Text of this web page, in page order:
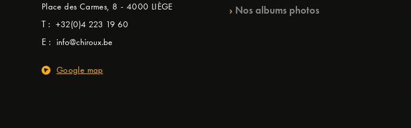
Place des Carmes, 8 - 4000 LIÈGE
T : +32(0)4 223 19 60
E : info@chiroux.be
Google map
Nos albums photos